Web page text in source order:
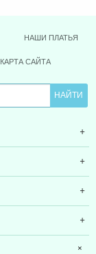
НАШИ ПЛАТЬЯ
КАРТА САЙТА